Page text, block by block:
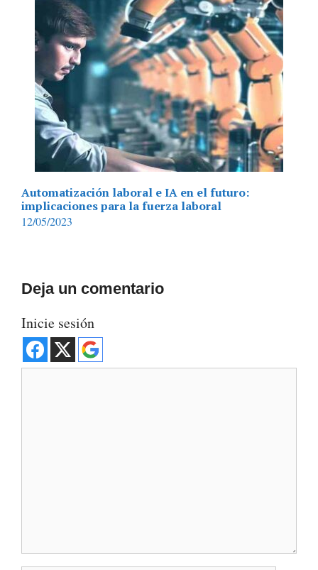
Automatización laboral e IA en el futuro:
implicaciones para la fuerza laboral
12/05/2023
Deja un comentario
Inicie sesión